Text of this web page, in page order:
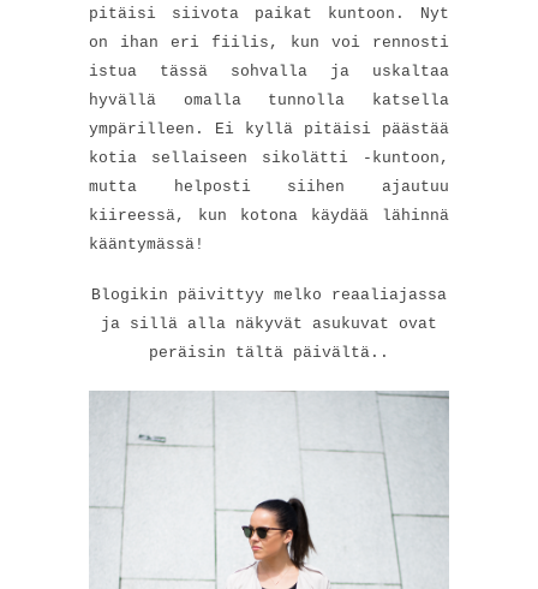
pitäisi siivota paikat kuntoon. Nyt
on ihan eri fiilis, kun voi rennosti
istua tässä sohvalla ja uskaltaa
hyvällä omalla tunnolla katsella
ympärilleen. Ei kyllä pitäisi päästää
kotia sellaiseen sikolätti -kuntoon,
mutta helposti siihen ajautuu
kiireessä, kun kotona käydää lähinnä
kääntymässä!
Blogikin päivittyy melko reaaliajassa
ja sillä alla näkyvät asukuvat ovat
peräisin tältä päivältä..